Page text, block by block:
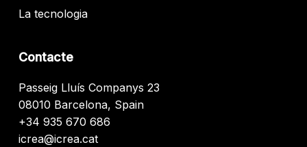
La tecnologia
Contacte
Passeig Lluís Companys 23
08010 Barcelona, Spain
+34 935 670 686
icrea@icrea.cat